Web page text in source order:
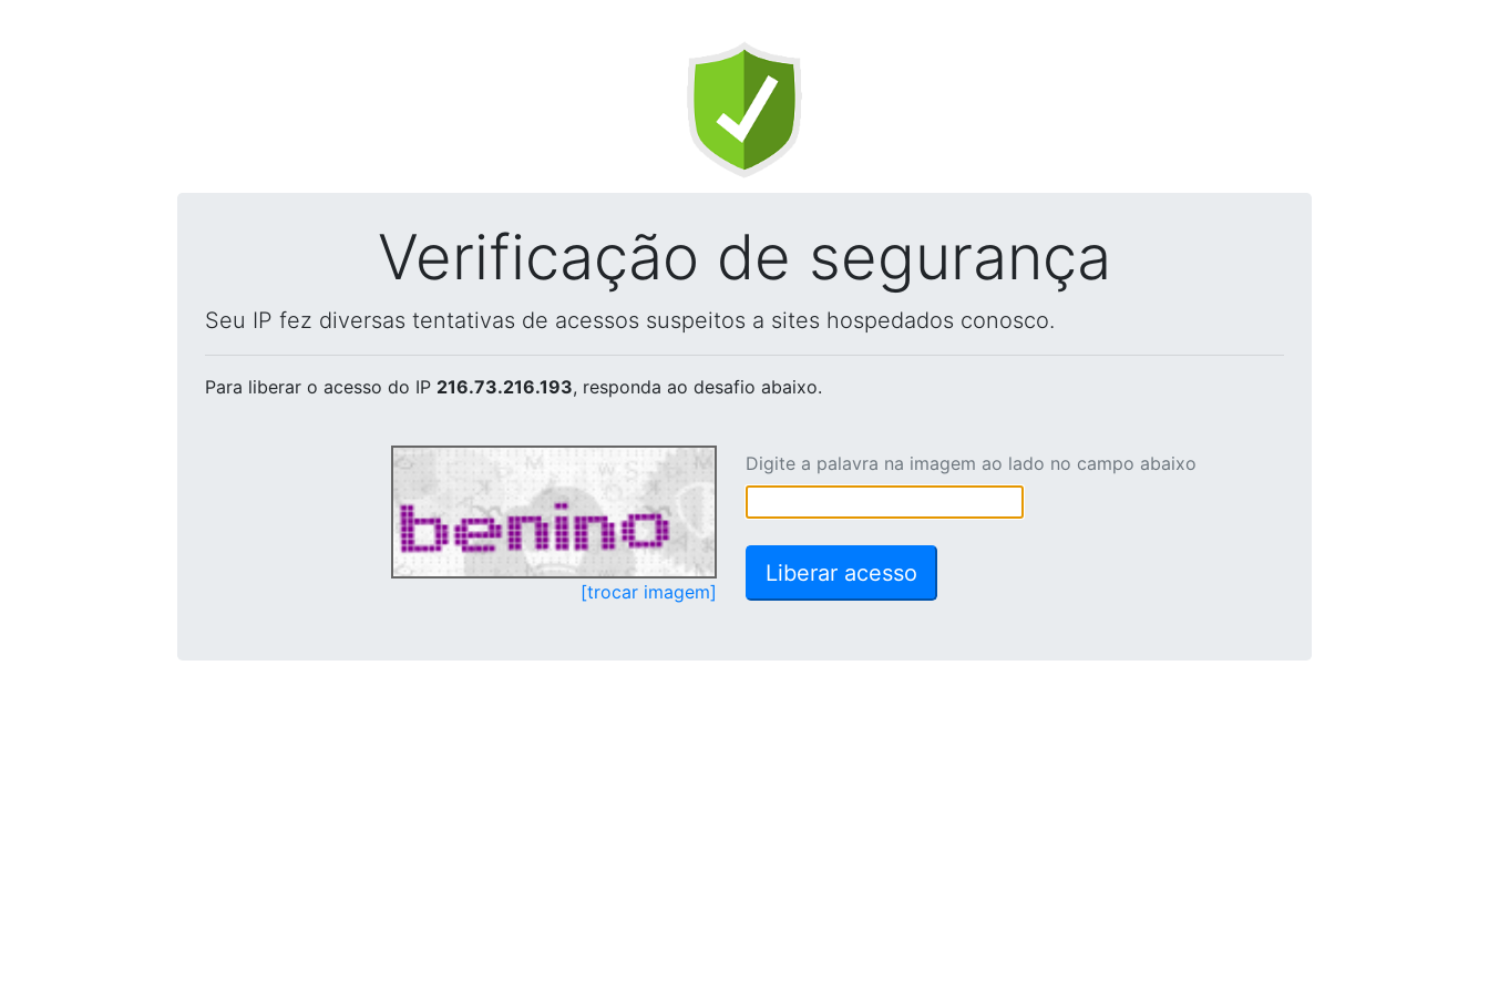
Verificação de segurança
Seu IP fez diversas tentativas de acessos suspeitos a sites hospedados conosco.
Para liberar o acesso do IP 216.73.216.193, responda ao desafio abaixo.
[trocar imagem]
Digite a palavra na imagem ao lado no campo abaixo